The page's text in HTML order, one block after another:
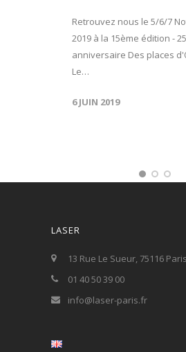
Retrouvez nous le 5/6/7
2019 à la 15ème édition -
anniversaire Des places
Le…
6 JUIN 2019
LASER
13 Rue Le Sueur, 75116 Paris
01 40 50 39 00
info@laser-paris.fr